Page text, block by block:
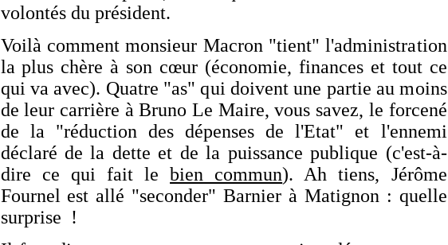
volontés du président.
Voilà comment monsieur Macron "tient" l'administration
la plus chère à son cœur (économie, finances et tout ce
qui va avec). Quatre "as" qui doivent une partie au moins
de leur carrière à Bruno Le Maire, vous savez, le forcené
de la "réduction des dépenses de l'Etat" et l'ennemi
déclaré de la dette et de la puissance publique (c'est-à-
dire ce qui fait lebien commun).Ah tiens, Jérôme
Fournel est allé "seconder" Barnier à Matignon : quelle
surprise !